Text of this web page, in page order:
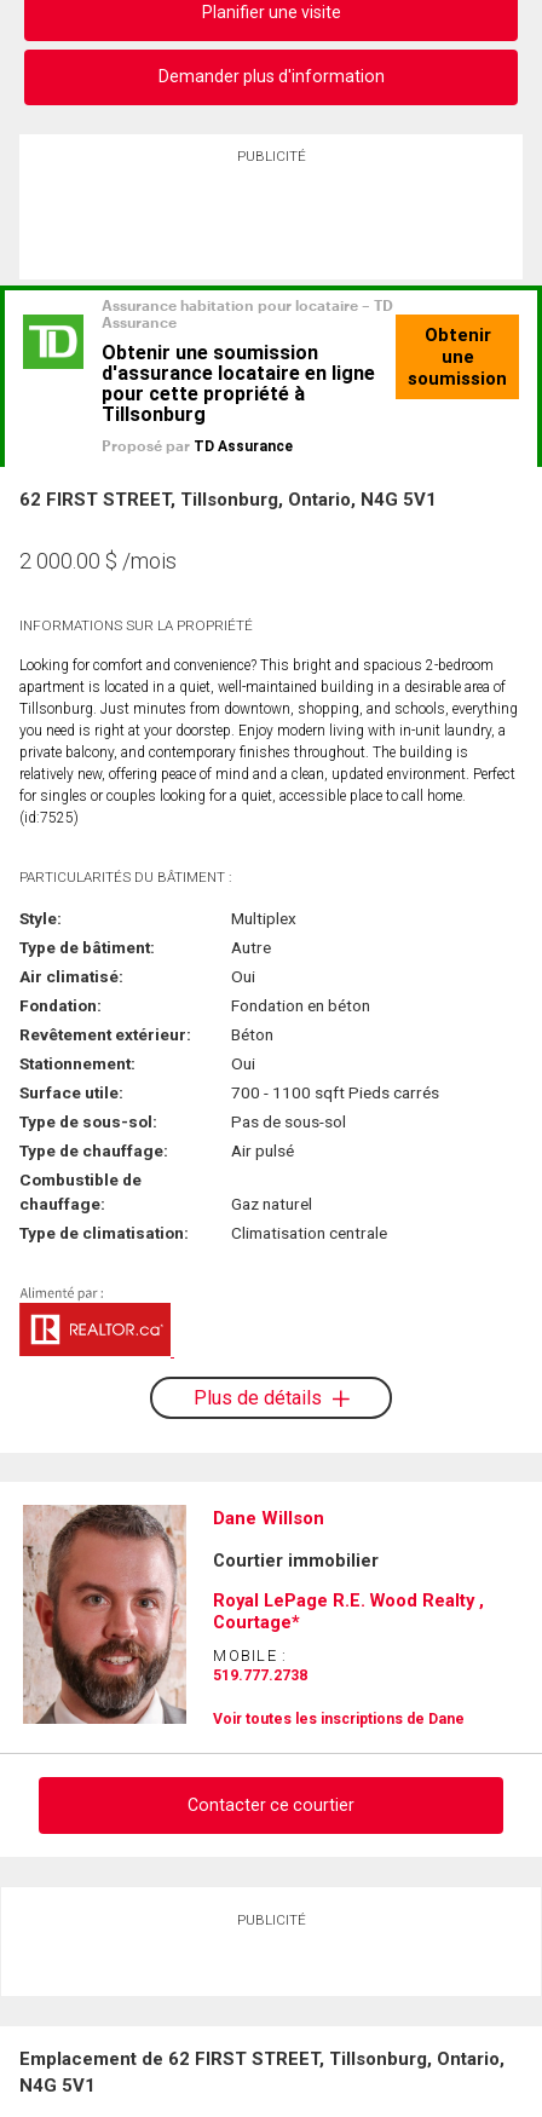
Planifier une visite
Demander plus d'information
PUBLICITÉ
62 FIRST STREET, Tillsonburg, Ontario, N4G 5V1
2 000.00 $ /mois
INFORMATIONS SUR LA PROPRIÉTÉ
Looking for comfort and convenience? This bright and spacious 2-bedroom
apartment is located in a quiet, well-maintained building in a desirable area of
Tillsonburg. Just minutes from downtown, shopping, and schools, everything
you need is right at your doorstep. Enjoy modern living with in-unit laundry, a
private balcony, and contemporary finishes throughout. The building is
relatively new, offering peace of mind and a clean, updated environment. Perfect
for singles or couples looking for a quiet, accessible place to call home.
(id:7525)
PARTICULARITÉS DU BÂTIMENT :
Style:
Multiplex
Type de bâtiment:
Autre
Air climatisé:
Oui
Fondation:
Fondation en béton
Revêtement extérieur:
Béton
Stationnement:
Oui
Surface utile:
700 - 1100 sqft Pieds carrés
Type de sous-sol:
Pas de sous-sol
Type de chauffage:
Air pulsé
Combustible de
chauffage:
Gaz naturel
Type de climatisation:
Climatisation centrale
Plus de détails
Dane Willson
Courtier immobilier
Royal LePage R.E. Wood Realty ,
Courtage*
MOBILE :
519.777.2738
Voir toutes les inscriptions de Dane
Contacter ce courtier
Téléphone
(Optionnel)
PUBLICITÉ
Emplacement de 62 FIRST STREET, Tillsonburg, Ontario,
N4G 5V1